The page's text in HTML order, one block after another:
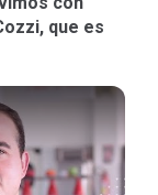
que es